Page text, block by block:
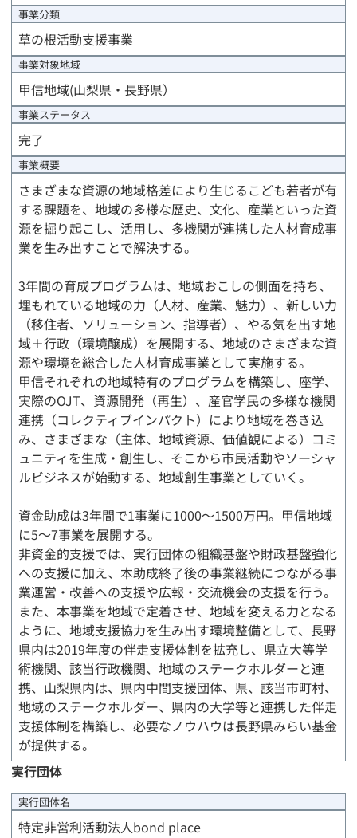
中間評価報告
事後評価報告
進捗/年度末報告
事業完了報告
事業完了時精算報告
事業分類
草の根活動支援事業
事業対象地域
甲信地域(山梨県・長野県）
事業ステータス
完了
事業概要
さまざまな資源の地域格差により生じるこども若者が有
する課題を、地域の多様な歴史、文化、産業といった資
源を掘り起こし、活用し、多機関が連携した人材育成事
業を生み出すことで解決する。
3年間の育成プログラムは、地域おこしの側面を持ち、
埋もれている地域の力（人材、産業、魅力）、新しい力
（移住者、ソリューション、指導者）、やる気を出す地
域＋行政（環境醸成）を展開する、地域のさまざまな資
源や環境を総合した人材育成事業として実施する。
甲信それぞれの地域特有のプログラムを構築し、座学、
実際のOJT、資源開発（再生）、産官学民の多様な機関
連携（コレクティブインパクト）により地域を巻き込
み、さまざまな（主体、地域資源、価値観による）コミ
ュニティを生成・創生し、そこから市民活動やソーシャ
ルビジネスが始動する、地域創生事業としていく。
資金助成は3年間で1事業に1000〜1500万円。甲信地域
に5～7事業を展開する。
非資金的支援では、実行団体の組織基盤や財政基盤強化
への支援に加え、本助成終了後の事業継続につながる事
業運営・改善への支援や広報・交流機会の支援を行う。
また、本事業を地域で定着させ、地域を変える力となる
ように、地域支援協力を生み出す環境整備として、長野
県内は2019年度の伴走支援体制を拡充し、県立大等学
術機関、該当行政機関、地域のステークホルダーと連
携、山梨県内は、県内中間支援団体、県、該当市町村、
地域のステークホルダー、県内の大学等と連携した伴走
支援体制を構築し、必要なノウハウは長野県みらい基金
が提供する。
実行団体
実行団体名
特定非営利活動法人bond place